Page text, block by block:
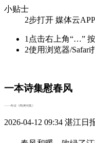
小贴士
2步打开 媒体云APP
1 点击右上角“…”
2使用浏览器/Safari
一本诗集慰春风
——再读《陶渊明集》
2026-04-12 09:34 湛江日